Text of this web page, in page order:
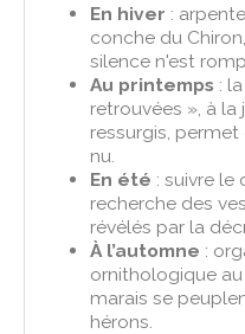
En hiver :
conche du
silence n'est
Au printemps :
retrouvées », à
ressurgis, permet
nu.
En été : suivre le
recherche des
révélés par la
À l’automne :
ornithologique
marais se
hérons.